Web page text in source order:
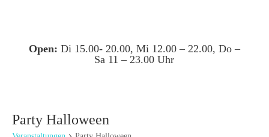
Open: Di 15.00- 20.00, Mi 12.00 – 22.00, Do –
Sa 11 – 23.00 Uhr
Party Halloween